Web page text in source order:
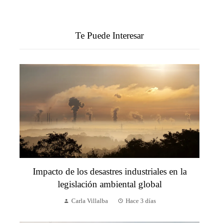
Te Puede Interesar
Impacto de los desastres industriales en la
legislación ambiental global
Carla Villalba Hace 3 días